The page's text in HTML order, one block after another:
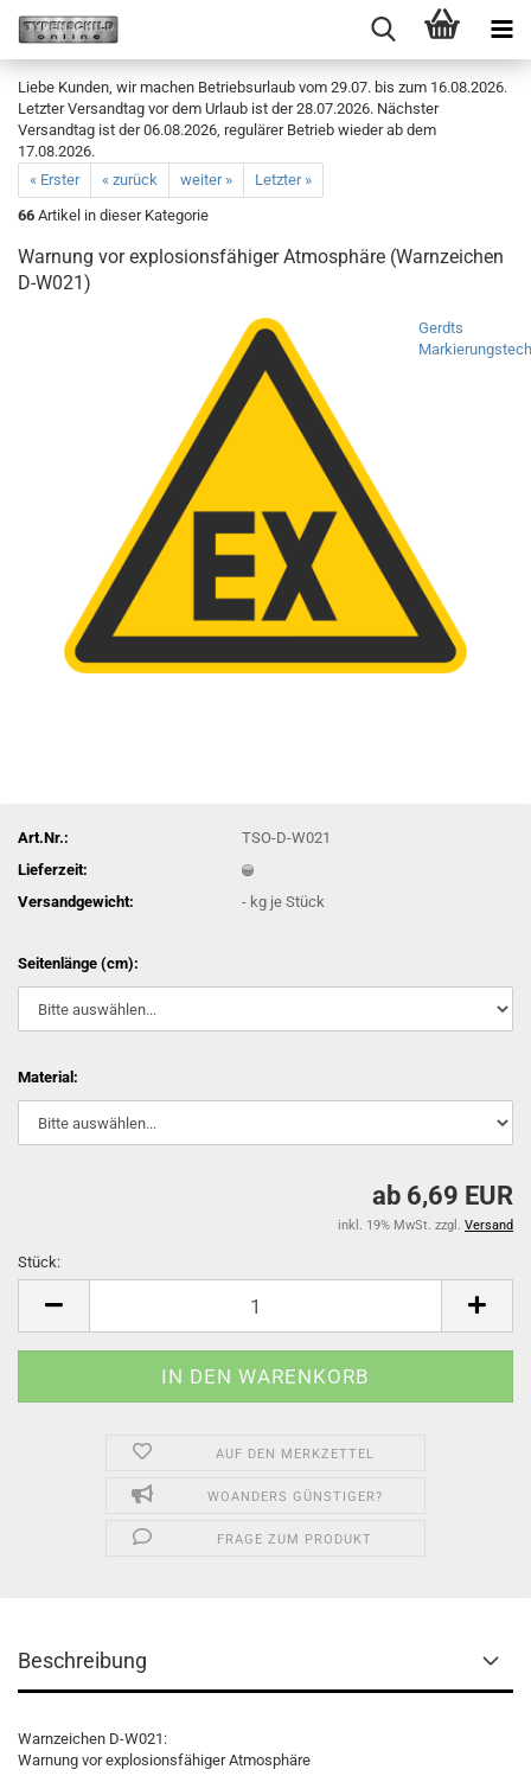
Liebe Kunden, wir machen Betriebsurlaub vom 29.07. bis zum 16.08.2026.
Letzter Versandtag vor dem Urlaub ist der 28.07.2026. Nächster
Versandtag ist der 06.08.2026, regulärer Betrieb wieder ab dem
17.08.2026.
« Erster
« zurück weiter »
Letzter »
66 Artikel in dieser Kategorie
Warnung vor explosionsfähiger Atmosphäre (Warnzeichen
D-W021)
Gerdts
Art.Nr.:
TSO-D-W021
Lieferzeit:
Versandgewicht:
- kg je Stück
Seitenlänge (cm):
Material:
ab 6,69 EUR
inkl. 19% MwSt. zzgl. Versand
Stück:
AUF DEN MERKZETTEL
WOANDERS GÜNSTIGER?
FRAGE ZUM PRODUKT
Beschreibung
Warnzeichen D-W021:
Warnung vor explosionsfähiger Atmosphäre